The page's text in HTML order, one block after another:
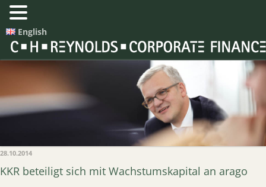
English
28.10.2014
KKR beteiligt sich mit Wachstumskapital an arago